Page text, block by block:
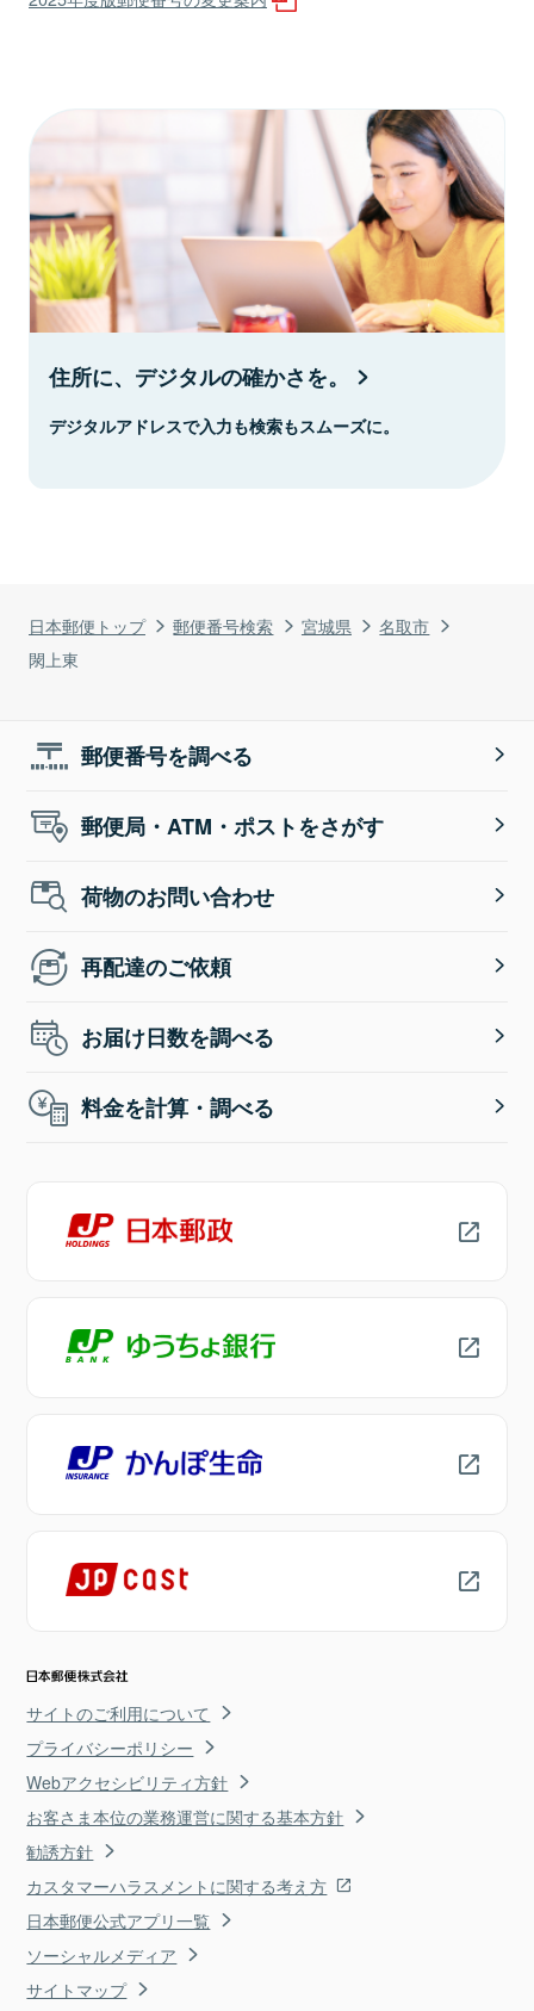
日本郵便トップ 郵便番号検索 宮城県
名取市
閖上東
住所に、デジタルの確かさを。
デジタルアドレスで入力も検索もスムーズに。
郵便番号を調べる
郵便局・ATM・ポストをさがす
荷物のお問い合わせ
再配達のご依頼
お届け日数を調べる
料金を計算・調べる
サイトのご利用について
プライバシーポリシー
Webアクセシビリティ方針
お客さま本位の業務運営に関する基本方針
勧誘方針
カスタマーハラスメントに関する考え方
日本郵便公式アプリ一覧
ソーシャルメディア
サイトマップ